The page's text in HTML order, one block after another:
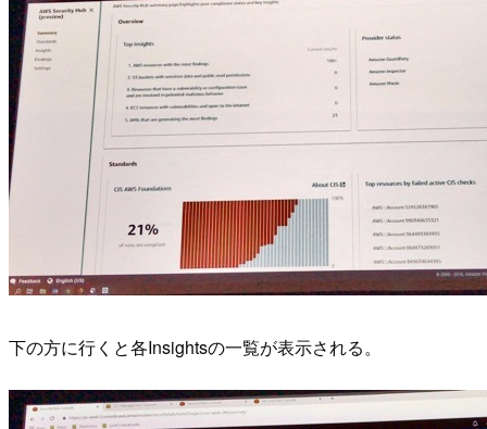
下の方に行くと各Insightsの一覧が表示される。